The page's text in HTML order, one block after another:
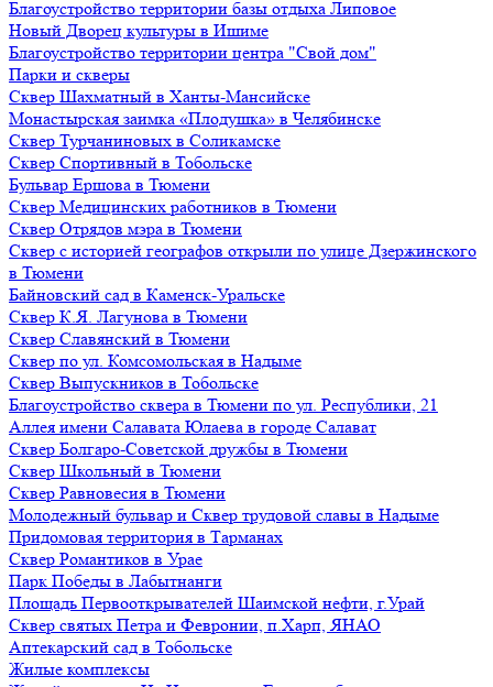
Благоустройство территории базы отдыха Липовое
Нoвый Двoрeц культуры в Ишимe
Благоустройство территории центра "Свой дом"
Парки и скверы
Сквер Шахматный в Ханты-Мансийске
Монастырская заимка «Плодушка» в Челябинске
Сквер Турчаниновых в Соликамске
Сквер Спортивный в Тобольске
Бульвар Ершова в Тюмени
Сквер Медицинских работников в Тюмени
Сквер Отрядов мэра в Тюмени
Сквер с историей географов открыли по улице Дзержинского
в Тюмени
Байновский сад в Каменск-Уральске
Сквер К.Я. Лагунова в Тюмени
Сквер Славянский в Тюмени
Сквер по ул. Комсомольская в Надыме
Сквер Выпускников в Тобольске
Благоустройство сквера в Тюмени по ул. Республики, 21
Аллея имени Салавата Юлаева в городе Салават
Сквер Болгаро-Советской дружбы в Тюмени
Сквер Школьный в Тюмени
Сквер Равновесия в Тюмени
Молодежный бульвар и Сквер трудовой славы в Надыме
Придомовая территория в Тарманах
Сквер Романтиков в Урае
Парк Победы в Лабытнанги
Площадь Первооткрывателей Шаимской нефти, г.Урай
Сквер святых Петра и Февронии, п.Харп, ЯНАО
Аптекарский сад в Тобольске
Жилые комплексы